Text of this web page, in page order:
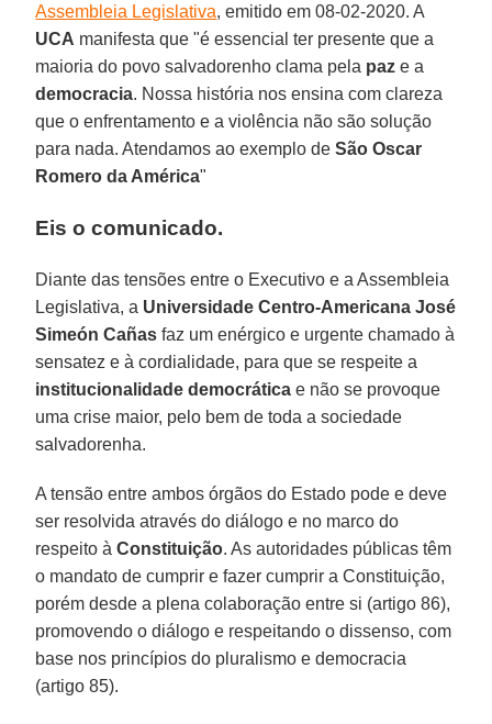
Assembleia Legislativa, emitido em 08-02-2020. A
UCA manifesta que "é essencial ter presente que a
maioria do povo salvadorenho clama pela paz e a
democracia. Nossa história nos ensina com clareza
que o enfrentamento e a violência não são solução
para nada. Atendamos ao exemplo deSão Oscar
Romero da América"
Eis o comunicado.
Diante das tensões entre o Executivo e a Assembleia
Legislativa, a Universidade Centro-Americana José
Simeón Cañas faz um enérgico e urgente chamado à
sensatez e à cordialidade, para que se respeite a
institucionalidade democrática e não se provoque
uma crise maior, pelo bem de toda a sociedade
salvadorenha.
A tensão entre ambos órgãos do Estado pode e deve
ser resolvida através do diálogo e no marco do
respeito àConstituição. As autoridades públicas têm
o mandato de cumprir e fazer cumprir a Constituição,
porém desde a plena colaboração entre si (artigo 86),
promovendo o diálogo e respeitando o dissenso, com
base nos princípios do pluralismo e democracia
(artigo 85).